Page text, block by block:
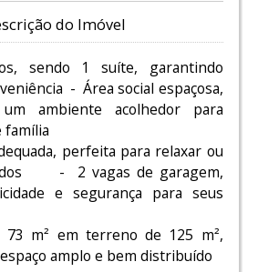
do Imóvel
sendo 1 suíte, garantindo
- Área social espaçosa,
um ambiente acolhedor para
família
perfeita para relaxar ou
- 2 vagas de garagem,
e segurança para seus
73 m² em terreno de 125 m²,
amplo e bem distribuído